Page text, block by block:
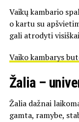
Vaikų kambario
o kartu su
gali atrodyti
Vaiko kambarys
Žalia –
Žalia dažnai
gamta, ramybe,